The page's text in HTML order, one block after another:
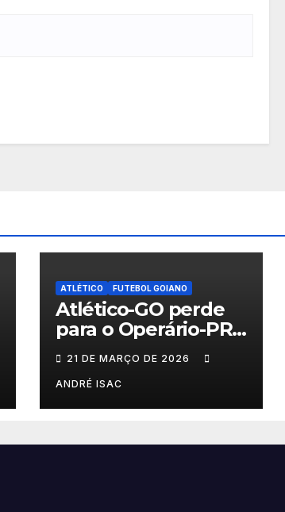
ATLÉTICO FUTEBOL GOIANO
Atlético-GO perde
para o Operário-PR
na estreia e começa
sob pressão a Série
B 2026
21 DE MARÇO DE 2026
ANDRÉ ISAC